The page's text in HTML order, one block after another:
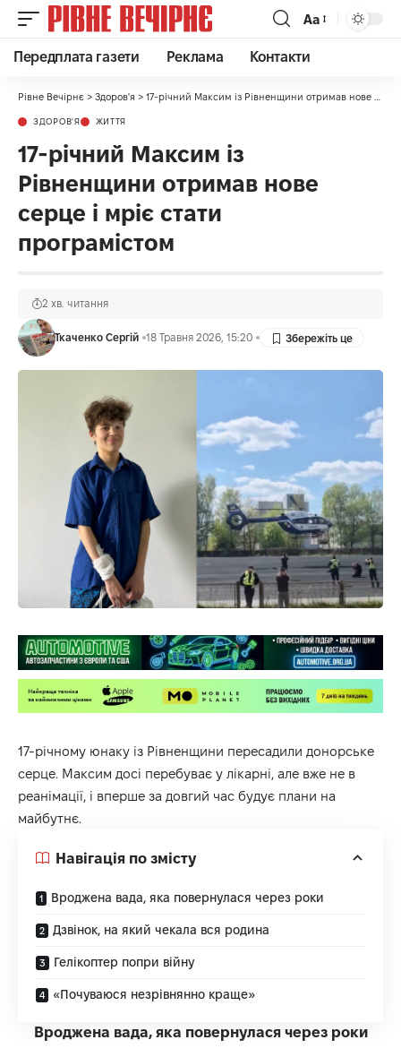
Аа
Передплата газети Реклама Контакти
Рівне Вечірнє > Здоров'я > 17-річний Максим із Рівненщини отримав нове серце і мріє стати програмістом
ЗДОРОВ'Я ЖИТТЯ
17-річний Максим із
Рівненщини отримав нове
серце і мріє стати
програмістом
Ткаченко Сергій 18 Травня 2026, 15:20
2 хв. читання
17-річному юнаку із Рівненщини пересадили донорське
серце. Максим досі перебуває у лікарні, але вже не в
реанімації, і вперше за довгий час будує плани на
майбутнє.
Навігація по змісту
Вроджена вада, яка повернулася через роки
Дзвінок, на який чекала вся родина
Гелікоптер попри війну
«Почуваюся незрівнянно краще»
Вроджена вада, яка повернулася через роки